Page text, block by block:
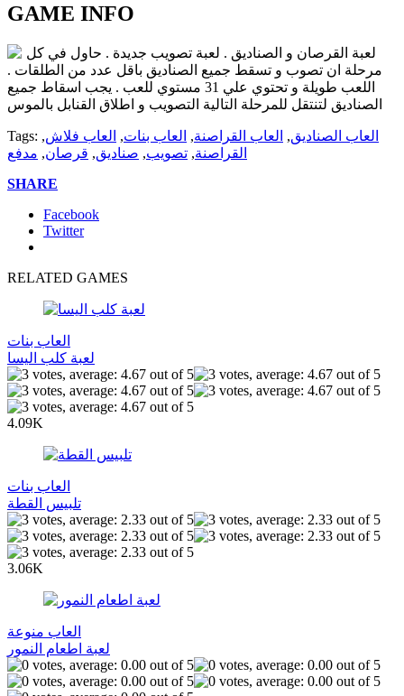
GAME INFO
لعبة القرصان و الصناديق . لعبة تصويب جديدة . حاول في كل
مرحلة ان تصوب و تسقط جميع الصناديق باقل عدد من الطلقات .
اللعب طويلة و تحتوي علي 31 مستوي للعب . يجب اسقاط جميع
الصناديق لتنتقل للمرحلة التالية التصويب و اطلاق القنابل بالموس
Tags: العاب الصناديق, العاب القراصنة, العاب بنات, العاب فلاش,
القراصنة, تصويب, صناديق, قرصان, مدفع
SHARE
Facebook
Twitter
RELATED GAMES
العاب بنات
لعبة كلب اليسا
4.09K
العاب بنات
تلبيس القطة
3.06K
العاب منوعة
لعبة اطعام النمور